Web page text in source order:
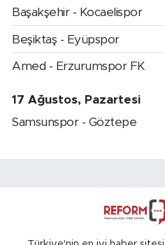
Başakşehir - Kocaelispor
Beşiktaş - Eyüpspor
Amed - Erzurumspor FK
17 Ağustos, Pazartesi
Samsunspor - Göztepe